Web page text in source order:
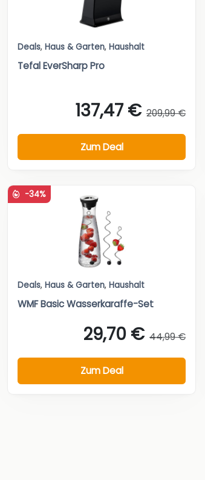
Deals, Haus & Garten, Haushalt
Tefal EverSharp Pro
137,47 € 209,99 €
Zum Deal
-34%
Deals, Haus & Garten, Haushalt
WMF Basic Wasserkaraffe-Set
29,70 € 44,99 €
Zum Deal